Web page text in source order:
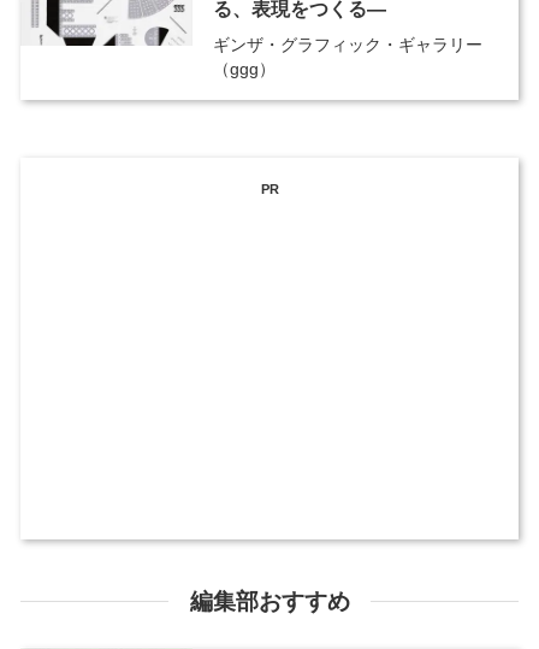
る、表現をつくる―
ギンザ・グラフィック・ギャラリー
（ggg）
PR
編集部おすすめ